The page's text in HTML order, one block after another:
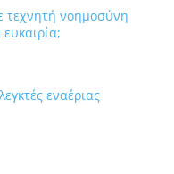
τεχνητή νοημοσύνη
εναέριας